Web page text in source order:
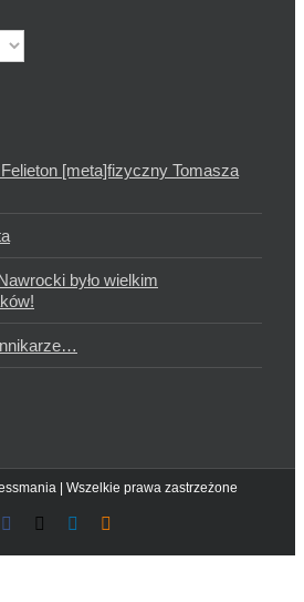
[meta]fizyczny Tomasza
było wielkim
| Wszelkie prawa zastrzeżone
Facebook LinkedIn